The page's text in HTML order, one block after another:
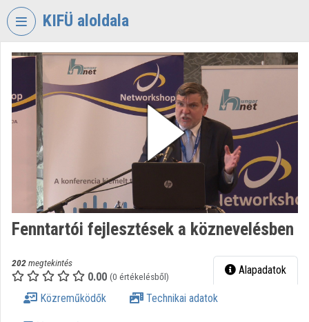
Fejléc kihagyása
KIFÜ aloldala
VIDEOTORIUM
KORMÁNYZATI
INFORMATIKAI
FEJLESZTÉSI
ÜGYNÖKSÉG
Intézményi kezdőlap
Bejelentkezés
Intézményi felfedezés
Kategóriák
Intézményi listák
Fenntartói fejlesztések a köznevelésben
202megtekintés
0.00 (0 értékelésből) Alapadatok
Közreműködők Technikai adatok